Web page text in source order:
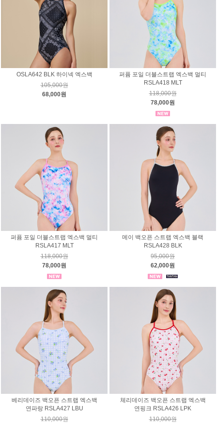
OSLA642 BLK 하이넥 엑스백
105,000원
68,000원
퍼퓸 포일 더블스트랩 엑스백 멀티
RSLA418 MLT
118,000원
78,000원
퍼퓸 포일 더블스트랩 엑스백 멀티
RSLA417 MLT
118,000원
78,000원
메이 백오픈 스트랩 엑스백 블랙
RSLA428 BLK
95,000원
62,000원
베리데이즈 백오픈 스트랩 엑스백
연파랑 RSLA427 LBU
110,000원
체리데이즈 백오픈 스트랩 엑스백
연핑크 RSLA426 LPK
110,000원